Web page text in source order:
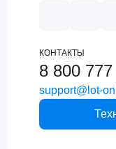
КОНТАКТЫ
8 800
support@lot-